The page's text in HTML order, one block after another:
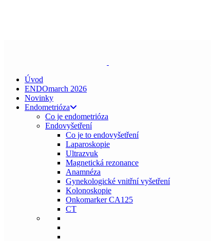
Úvod
ENDOmarch 2026
Novinky
Endometrióza
Co je endometrióza
Endovyšetření
Co je to endovyšetření
Laparoskopie
Ultrazvuk
Magnetická rezonance
Anamnéza
Gynekologické vnitřní vyšetření
Kolonoskopie
Onkomarker CA125
CT